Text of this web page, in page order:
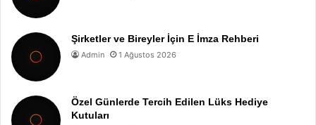
Şirketler ve Bireyler İçin E İmza Rehberi
Admin 1 Ağustos 2026
Özel Günlerde Tercih Edilen Lüks Hediye
Kutuları